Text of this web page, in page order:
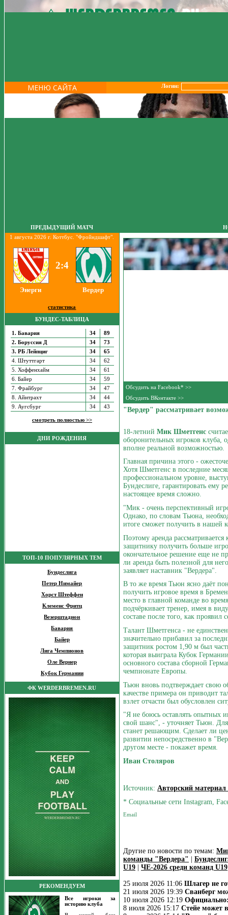
МЕНЮ САЙТА Логин:
ПРЕДЫДУЩИЙ МАТЧ
1 августа 2026 г. Коттбус. "Фройндшафт".
2:4
Энерги Вердер
статистика
БУНДЕС-ТАБЛИЦА
1. Бавария 34
89
2. Боруссия Д
34
73
3. РБ Лейпциг
34
65
4. Штуттгарт
34
62
5. Хоффенхайм
34
61
6. Байер
34
59
7. Фрайбург
34
47
8. Айнтрахт
34
44
9. Аугсбург
34 43
смотреть полностью >>
ДНИ РОЖДЕНИЯ
ТОП-10 ПОПУЛЯРНЫХ ТЕМ
Бундеслига
Петер Нимайер
Хорст Штеффен
Клеменс Фритц
Везерштадион
Бавария
Байер
Лига Чемпионов
Оле Вернер
Кубок Германии
ФК WERDERBREMEN.RU
РЕКОМЕНДУЕМ
Все игроки за
историю клуба
Обсудить на Facebook* >>
Обсудить ВКонтакте >>
"Вердер" рассматривает
18-летний Мик Шметгенс
оборонительных игроков клуба,
вполне реальной возможностью.
Главная причина этого -
Хотя Шметгенс в последние
профессиональном уровне,
Бундеслиге, гарантировать ему
настоящее время сложно.
"Мик - очень перспективный
Однако, по словам Тьюна,
итоге сможет получить в нашей
Поэтому аренда
защитнику получить больше
окончательное решение еще не
ли аренда быть полезной для
заявляет наставник "Вердера".
В то же время Тьюн ясно даёт
получить игровое время в
место в главной команде во
подчёркивает тренер, имея в
составе после того, как проявил
Талант Шметгенса - не
значительно прибавил за
защитник ростом 1,90 м был
которая выиграла Кубок
основного состава сборной
чемпионате Европы.
Тьюн вновь подтверждает свою
качестве примера он приводит
взлет отчасти был обусловлен
"Я не боюсь оставлять опытных
свой шанс", - уточняет Тьюн.
станет решающим. Сделает ли
развитии непосредственно в
другом месте - покажет время.
Иван Столяров
Источник: Авторский
* Социальные сети Instagram,
Другие по новости по темам:
команды "Вердера"
U19
ЧЕ-2026 среди команд U19
25 июля 2026 11:06 Шлагер не
21 июля 2026 19:39 Сванберг
10 июля 2026 12:19
8 июля 2026 15:17 Стейе может